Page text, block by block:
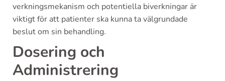
verkningsmekanism och potentiella biverkningar är
viktigt för att patienter ska kunna ta välgrundade
beslut om sin behandling.
Dosering och
Administrering